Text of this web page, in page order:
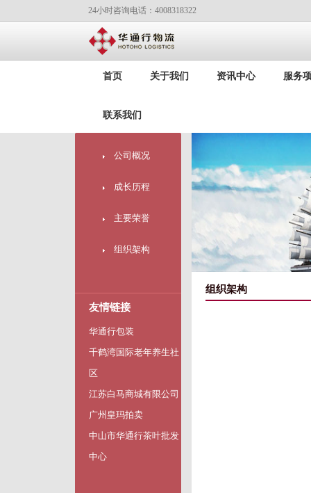
24小时咨询电话：4008318322
首页 关于我们 资讯中心 服务
联系我们
公司概况
成长历程
主要荣誉
组织架构
友情链接
华通行包装
千鹤湾国际老年养生社
区
江苏白马商城有限公司
广州皇玛拍卖
中山市华通行茶叶批发
中心
组织架构